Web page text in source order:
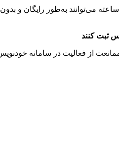
به گفته مدیر سامانه خودنویس،‌مهم‌ترین مزیت سامانه این است
ثبت کنند
از فعالیت در سامانه